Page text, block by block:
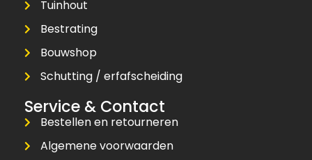
Tuinhout
Bestrating
Bouwshop
Schutting / erfafscheiding
Service & Contact
Bestellen en retourneren
Algemene voorwaarden